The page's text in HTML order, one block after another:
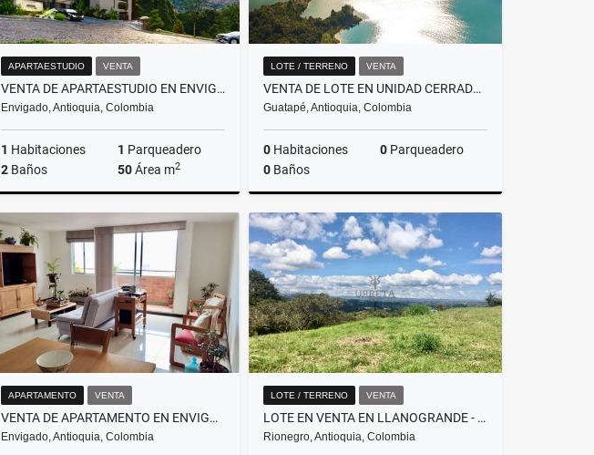
APARTAESTUDIO VENTA
VENTA DE APARTAESTUDIO EN ENVIGADO, SECTOR EL ESCOBERO - AIRBNB
Envigado, Antioquia, Colombia
1 Habitaciones 1 Parqueadero
2 Baños 50Área m2
Venta
$600.000.000
LOTE / TERRENO VENTA
VENTA DE LOTE EN UNIDAD CERRADA, CON SALIDA AL EMBALSE - GUATAPE
Guatapé, Antioquia, Colombia
0 Habitaciones 0 Parqueadero
0 Baños
$580.000.000
APARTAMENTO VENTA
VENTA DE APARTAMENTO EN ENVIGADO, SECTOR LA INMACULADA
Envigado, Antioquia, Colombia
LOTE / TERRENO VENTA
LOTE EN VENTA EN LLANOGRANDE - CON NORMA PARA CONDOMINIO
Rionegro, Antioquia, Colombia